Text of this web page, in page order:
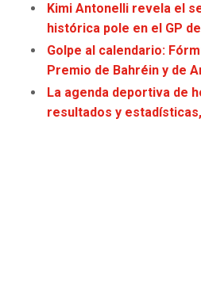
JAGUARS
TITANS
COWBOYS
WIZARDS
WARRIORS
CLIPPERS
Kimi Antonelli revela el
histórica pole en el GP
Golpe al calendario:
Premio de Bahréin y de
La agenda deportiva de
resultados y